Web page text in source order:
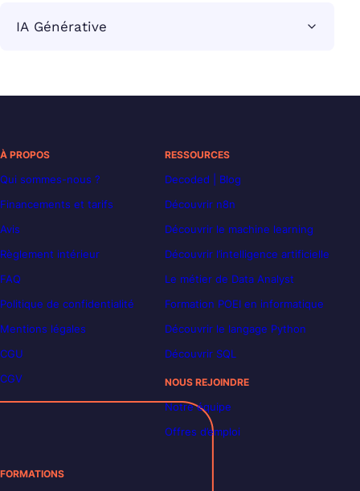
IA Générative
À PROPOS
Qui sommes-nous ?
Financements et tarifs
Avis
Règlement intérieur
FAQ
Politique de confidentialité
Mentions légales
CGU
CGV
RESSOURCES
Decoded | Blog
Découvrir n8n
Découvrir le machine learning
Découvrir l’intelligence artificielle
Le métier de Data Analyst
Formation POEI en informatique
Découvrir le langage Python
Découvrir SQL
NOUS REJOINDRE
Notre équipe
Offres d’emploi
FORMATIONS